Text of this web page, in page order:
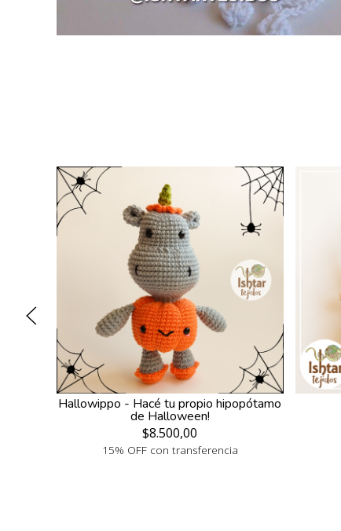
Hallowippo - Hacé tu propio hipopótamo
de Halloween!
$8.500,00
15% OFF con transferencia